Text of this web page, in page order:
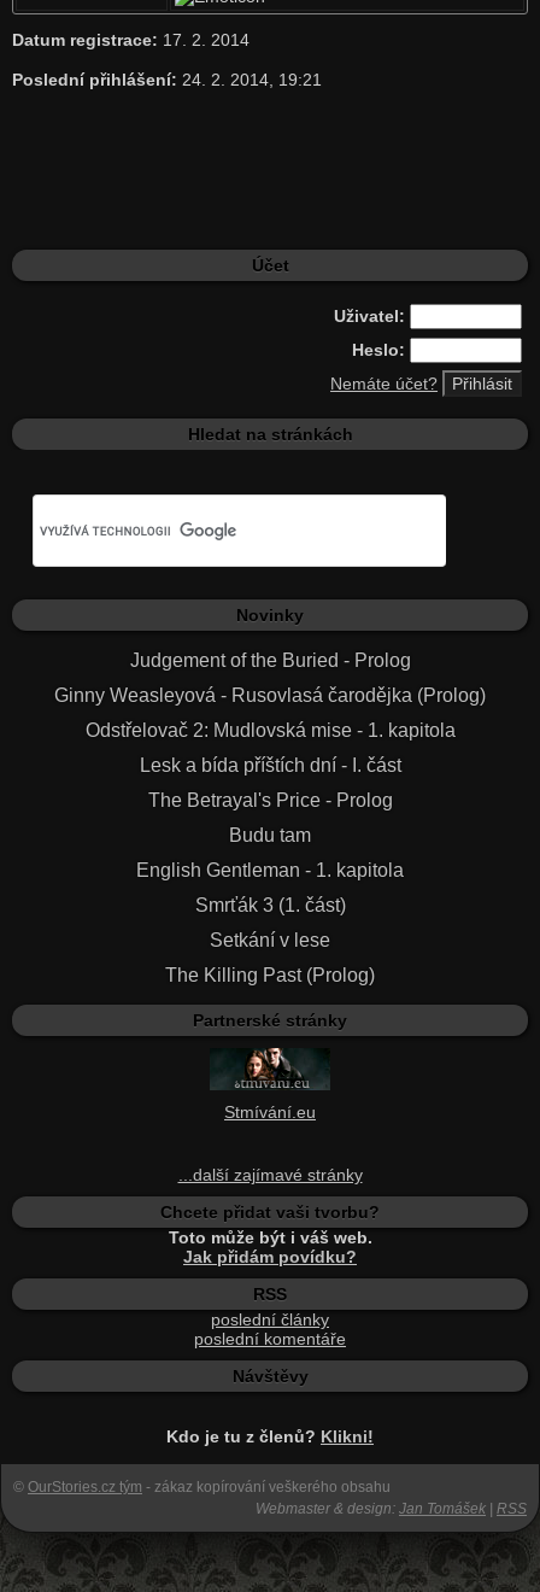
Datum registrace: 17. 2. 2014
Poslední přihlášení: 24. 2. 2014, 19:21
Účet
Uživatel:
Heslo:
Nemáte účet?
Hledat na stránkách
Novinky
Judgement of the Buried - Prolog
Ginny Weasleyová - Rusovlasá čarodějka (Prolog)
Odstřelovač 2: Mudlovská mise - 1. kapitola
Lesk a bída příštích dní - I. část
The Betrayal's Price - Prolog
Budu tam
English Gentleman - 1. kapitola
Smrťák 3 (1. část)
Setkání v lese
The Killing Past (Prolog)
Partnerské stránky
Stmívání.eu
...další zajímavé stránky
Chcete přidat vaši tvorbu?
Toto může být i váš web.
Jak přidám povídku?
RSS
poslední články
poslední komentáře
Návštěvy
Kdo je tu z členů? Klikni!
© OurStories.cz tým - zákaz kopírování veškerého obsahu
Webmaster & design: Jan Tomášek RSS